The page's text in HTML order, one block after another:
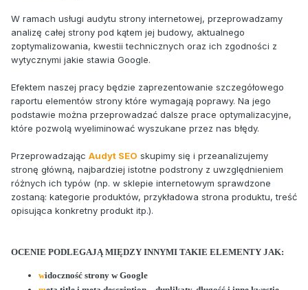
W ramach usługi audytu strony internetowej, przeprowadzamy
analizę całej strony pod kątem jej budowy, aktualnego
zoptymalizowania, kwestii technicznych oraz ich zgodności z
wytycznymi jakie stawia Google.
Efektem naszej pracy będzie zaprezentowanie szczegółowego
raportu elementów strony które wymagają poprawy. Na jego
podstawie można przeprowadzać dalsze prace optymalizacyjne,
które pozwolą wyeliminować wyszukane przez nas błędy.
Przeprowadzając Audyt SEO skupimy się i przeanalizujemy
stronę główną, najbardziej istotne podstrony z uwzględnieniem
różnych ich typów (np. w sklepie internetowym sprawdzone
zostaną: kategorie produktów, przykładowa strona produktu, treść
opisująca konkretny produkt itp.).
OCENIE PODLEGAJĄ MIĘDZY INNYMI TAKIE ELEMENTY JAK:
widoczność strony w Google